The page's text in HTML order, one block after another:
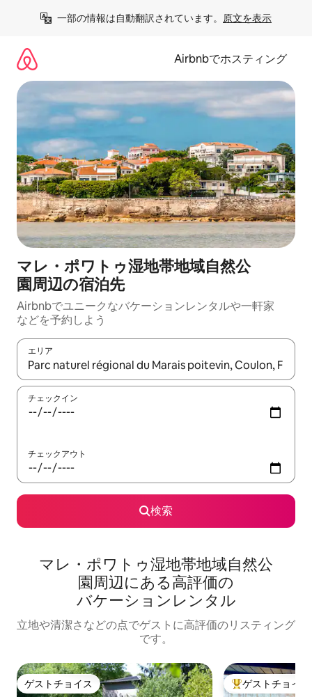
一部の情報は自動翻訳されています。 原文を表示
Airbnbでホスティング
マレ・ポワトゥ湿地帯地域自然公
園⁠周⁠辺⁠の宿⁠泊⁠先
Airbnbでユニークなバ⁠ケ⁠ー⁠シ⁠ョ⁠ンレ⁠ン⁠タ⁠ルや一⁠軒⁠家
な⁠ど⁠を予⁠約⁠し⁠よ⁠う
エリア
検索結果が表示されたら、上下の矢印キーを使って移動するか
チェックイン
チェックアウト
検索
マレ・ポワトゥ湿地帯地域自然公
園⁠周⁠辺⁠に⁠あ⁠る高⁠評⁠価⁠の
バ⁠ケ⁠ー⁠シ⁠ョ⁠ン⁠レ⁠ン⁠タ⁠ル
立地や清潔さなどの点でゲストに高評価のリスティング
です。
ゲストチョイス
ゲストチョイス 大好評のゲスト
ゲストチョイス